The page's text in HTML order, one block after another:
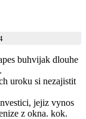
buhvijak dlouhe
uroku si nezajistit
jejiz vynos
z okna. kok.